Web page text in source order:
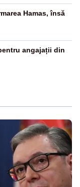
Hamas, însă
angajații din